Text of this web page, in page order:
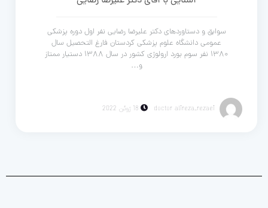
سوابق و دستاوردهای دکتر علیرضا رضایی نفر اول دوره پزشکی
عمومی دانشگاه علوم پزشکی کردستان فارغ التحصیل سال
۱۳۸۰ نفر سوم بورد ارولوژی کشور در سال ۱۳۸۸ دستیار ممتاز
و…
doctor alireza_rezaei 18 ژوئن 2022